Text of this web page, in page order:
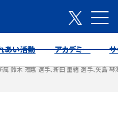
あい活動 アカデミー
属 鈴木 理惠 選手、新田 里緒 選手、矢島